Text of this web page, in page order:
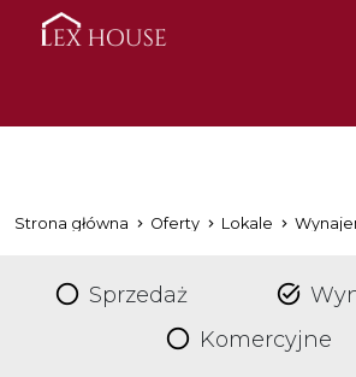
Strona główna Oferty Lokale
Sprzedaż
Komercyjne